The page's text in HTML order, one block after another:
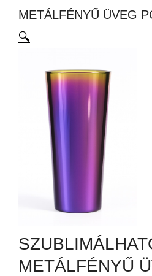
METÁLFÉNYŰ ÜVEG
🔍
METÁLFÉNYŰ